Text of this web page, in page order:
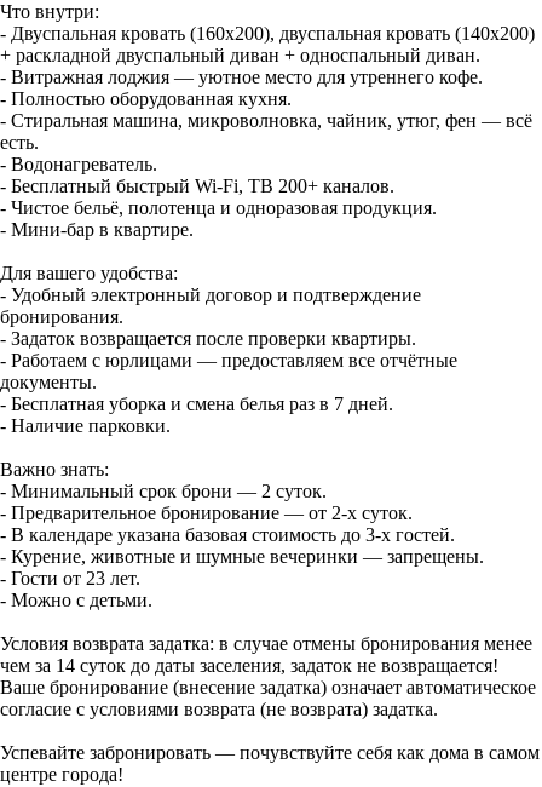
Что внутри:
- Двуспальная кровать (160х200), двуспальная кровать (140х200)
+ раскладной двуспальный диван + односпальный диван.
- Витражная лоджия — уютное место для утреннего кофе.
- Полностью оборудованная кухня.
- Стиральная машина, микроволновка, чайник, утюг, фен — всё
есть.
- Водонагреватель.
- Бесплатный быстрый Wi-Fi, ТВ 200+ каналов.
- Чистое бельё, полотенца и одноразовая продукция.
- Мини-бар в квартире.
Для вашего удобства:
- Удобный электронный договор и подтверждение
бронирования.
- Задаток возвращается после проверки квартиры.
- Работаем с юрлицами — предоставляем все отчётные
документы.
- Бесплатная уборка и смена белья раз в 7 дней.
- Наличие парковки.
Важно знать:
- Минимальный срок брони — 2 суток.
- Предварительное бронирование — от 2-х суток.
- В календаре указана базовая стоимость до 3-х гостей.
- Курение, животные и шумные вечеринки — запрещены.
- Гости от 23 лет.
- Можно с детьми.
Условия возврата задатка: в случае отмены бронирования менее
чем за 14 суток до даты заселения, задаток не возвращается!
Ваше бронирование (внесение задатка) означает автоматическое
согласие с условиями возврата (не возврата) задатка.
Успевайте забронировать — почувствуйте себя как дома в самом
центре города!